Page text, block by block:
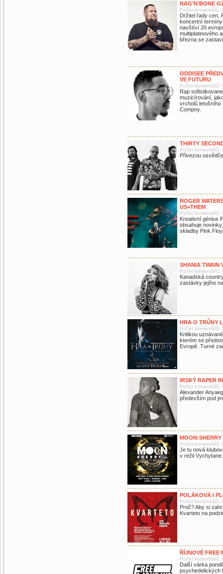
RAG’N’BONE
Počet komentářů:
Držitel řady cen,
koncertní
navštíví 20
multiplatinového
března se
ODDISEE
VE FUTURU
Počet komentářů:
Rap
muzicírování,
vrcholů letošního
Compny.
THIRTY
Počet komentářů:
Přivezou
ROGER
US+THEM
Počet komentářů:
Kreativní génius
obsahuje
skladby Pink
SHANIA TWAIN
Počet komentářů:
Kanadská
zastávky jejího
HRA O TRŮNY
Počet komentářů:
Kritikou
kterém se
Evropě. Turné
IRSKÝ RAPER
Počet komentářů:
Alexander
především pod
Počet komentářů:
Je tu nová
v režii
POLÁKOVÁ I
Počet komentářů:
Proč? Aby si
Kvarteto na
ŘÍJNOVÉ FREE
Počet komentářů:
Další várka
psychedelických